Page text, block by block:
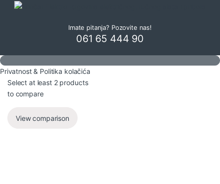
Imate pitanja? Pozovite nas!
061 65 444 90
Privatnost & Politika kolačića
Select at least 2 products
to compare
View comparison